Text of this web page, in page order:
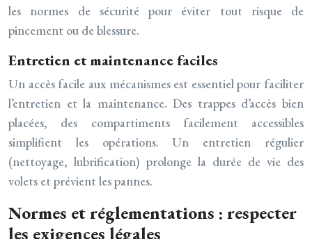
les normes de sécurité pour éviter tout risque de
pincement ou de blessure.
Entretien et maintenance faciles
Un accès facile aux mécanismes est essentiel pour faciliter
l’entretien et la maintenance. Des trappes d’accès bien
placées, des compartiments facilement accessibles
simplifient les opérations. Un entretien régulier
(nettoyage, lubrification) prolonge la durée de vie des
volets et prévient les pannes.
Normes et réglementations : respecter
les exigences légales